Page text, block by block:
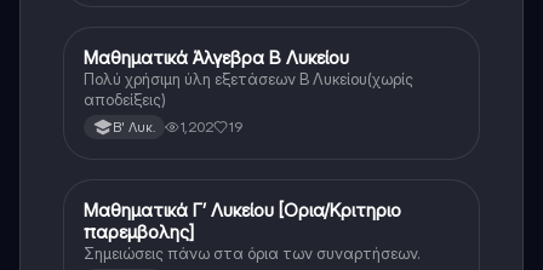
Μαθηματικά
Μαθηματικά Άλγεβρα Β Λυκείου
Πολύ χρήσιμη ύλη εξετάσεων Β Λυκείου(χωρίς
αποδείξεις)
Β' Λυκ. 1,202 19
Μαθηματικά
Μαθηματικά Γ’ Λυκείου [Ορια/Κριτηριο
παρεμβολης]
Σημειώσεις πάνω στα όρια των συναρτήσεων.